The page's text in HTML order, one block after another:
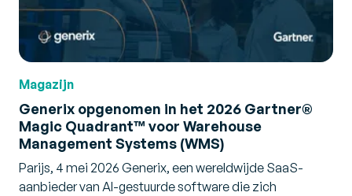
Magazijn
Generix opgenomen in het 2026 Gartner®
Magic Quadrant™ voor Warehouse
Management Systems (WMS)
Parijs, 4 mei 2026 Generix, een wereldwijde SaaS-
aanbieder van AI-gestuurde software die zich